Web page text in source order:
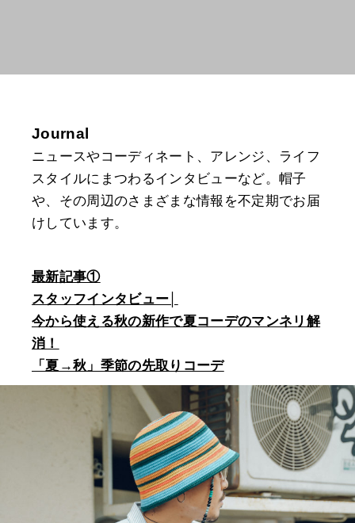
Journal
ニュースやコーディネート、アレンジ、ライフ
スタイルにまつわるインタビューなど。帽子
や、その周辺のさまざまな情報を不定期でお届
けしています。
最新記事①
スタッフインタビュー│
今から使える秋の新作で夏コーデのマンネリ解
消！
「夏→秋」季節の先取りコーデ